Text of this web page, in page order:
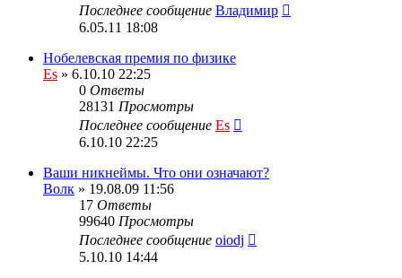
Последнее сообщение Владимир
6.05.11 18:08
Нобелевская премия по физике
Es » 6.10.10 22:25
0 Ответы
28131 Просмотры
Последнее сообщение Es
6.10.10 22:25
Ваши никнеймы. Что они означают?
Волк » 19.08.09 11:56
17 Ответы
99640 Просмотры
Последнее сообщение oiodj
5.10.10 14:44